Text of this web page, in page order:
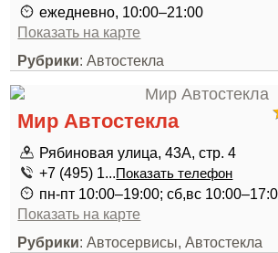
ежедневно, 10:00–21:00
Показать на карте
Рубрики: Автостекла
Мир Автостекла
Рябиновая улица, 43А, стр. 4
+7 (495) 1...Показать телефон
пн-пт 10:00–19:00; сб,вс
Показать на карте
Рубрики: Автосервисы, Автостекла